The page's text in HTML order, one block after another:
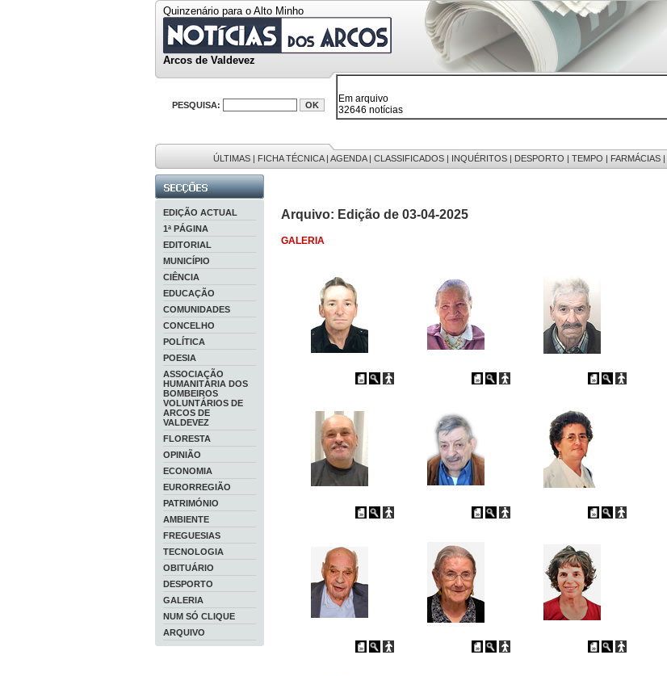
Quinzenário para o Alto Minho
Arcos de Valdevez
PESQUISA:
32646 notícias
38119 fotos
595 edições
ÚLTIMAS | FICHA TÉCNICA| AGENDA| CLASSIFICADOS | INQUÉRITOS | DESPORTO | TEMPO | FARMÁCIAS |
EDIÇÃO ACTUAL
1ª PÁGINA
EDITORIAL
MUNICÍPIO
CIÊNCIA
EDUCAÇÃO
COMUNIDADES
CONCELHO
POLÍTICA
POESIA
ASSOCIAÇÃO
HUMANITÁRIA DOS
BOMBEIROS
VOLUNTÁRIOS DE
ARCOS DE
VALDEVEZ
FLORESTA
OPINIÃO
ECONOMIA
EURORREGIÃO
PATRIMÓNIO
AMBIENTE
FREGUESIAS
TECNOLOGIA
OBITUÁRIO
DESPORTO
GALERIA
NUM SÓ CLIQUE
ARQUIVO
Arquivo: Edição de 03-04-2025
GALERIA